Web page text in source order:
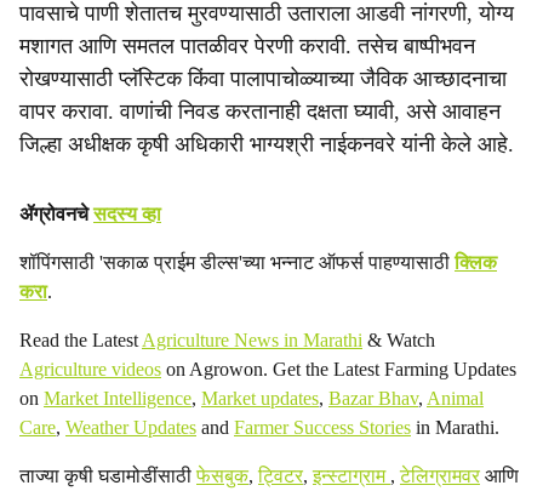
पावसाचे पाणी शेतातच मुरवण्यासाठी उताराला आडवी नांगरणी, योग्य
मशागत आणि समतल पातळीवर पेरणी करावी. तसेच बाष्पीभवन
रोखण्यासाठी प्लॅस्टिक किंवा पालापाचोळ्याच्या जैविक आच्छादनाचा
वापर करावा. वाणांची निवड करतानाही दक्षता घ्यावी, असे आवाहन
जिल्हा अधीक्षक कृषी अधिकारी भाग्यश्री नाईकनवरे यांनी केले आहे.
ॲग्रोवनचेसदस्य व्हा
शॉपिंगसाठी 'सकाळ प्राईम डील्स'च्या भन्नाट ऑफर्स पाहण्यासाठीक्लिक
करा.
Read the Latest Agriculture News in Marathi & Watch
Agriculture videos on Agrowon. Get the Latest Farming Updates
on Market Intelligence, Market updates, Bazar Bhav, Animal
Care, Weather Updates and Farmer Success Stories in Marathi.
ताज्या कृषी घडामोडींसाठीफेसबुक,ट्विटर,इन्स्टाग्राम ,टेलिग्रामवरआणि